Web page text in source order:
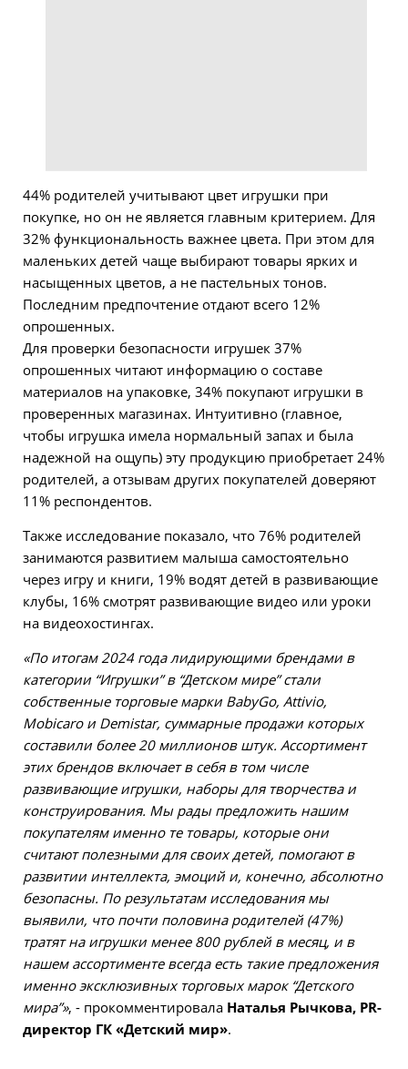
44% родителей учитывают цвет игрушки при
покупке, но он не является главным критерием. Для
32% функциональность важнее цвета. При этом для
маленьких детей чаще выбирают товары ярких и
насыщенных цветов, а не пастельных тонов.
Последним предпочтение отдают всего 12%
опрошенных.
Для проверки безопасности игрушек 37%
опрошенных читают информацию о составе
материалов на упаковке, 34% покупают игрушки в
проверенных магазинах. Интуитивно (главное,
чтобы игрушка имела нормальный запах и была
надежной на ощупь) эту продукцию приобретает 24%
родителей, а отзывам других покупателей доверяют
11% респондентов.
Также исследование показало, что 76% родителей
занимаются развитием малыша самостоятельно
через игру и книги, 19% водят детей в развивающие
клубы, 16% смотрят развивающие видео или уроки
на видеохостингах.
«По итогам 2024 года лидирующими брендами в
категории “Игрушки” в “Детском мире” стали
собственные торговые марки BabyGo, Attivio,
Mobicaro и Demistar, суммарные продажи которых
составили более 20 миллионов штук. Ассортимент
этих брендов включает в себя в том числе
развивающие игрушки, наборы для творчества и
конструирования. Мы рады предложить нашим
покупателям именно те товары, которые они
считают полезными для своих детей, помогают в
развитии интеллекта, эмоций и, конечно, абсолютно
безопасны. По результатам исследования мы
выявили, что почти половина родителей (47%)
тратят на игрушки менее 800 рублей в месяц, и в
нашем ассортименте всегда есть такие предложения
именно эксклюзивных торговых марок “Детского
мира”», - прокомментировала Наталья Рычкова, PR-
директор ГК «Детский мир».